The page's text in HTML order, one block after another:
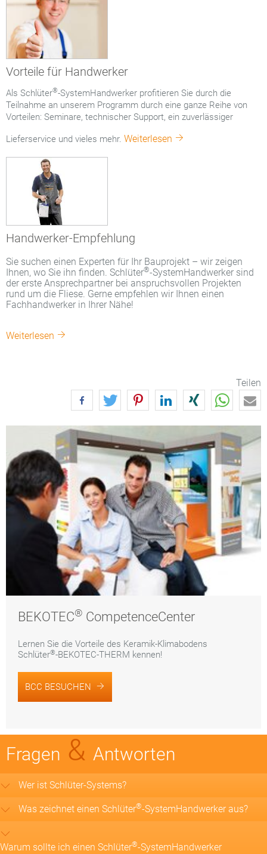
Vorteile für Handwerker
Als Schlüter®-SystemHandwerker profitieren Sie durch die
Teilnahme an unserem Programm durch eine ganze Reihe von
Vorteilen: Seminare, technischer Support, ein zuverlässiger
Lieferservice und vieles mehr. Weiterlesen
Handwerker-Empfehlung
Sie suchen einen Experten für Ihr Bauprojekt – wir zeigen
Ihnen, wo Sie ihn finden. Schlüter®-SystemHandwerker sind
der erste Ansprechpartner bei anspruchsvollen Projekten
rund um die Fliese. Gerne empfehlen wir Ihnen einen
Fachhandwerker in Ihrer Nähe!
Weiterlesen
Teilen
BEKOTEC® CompetenceCenter
Lernen Sie die Vorteile des Keramik-Klimabodens
Schlüter®-BEKOTEC-THERM kennen!
BCC BESUCHEN
Fragen & Antworten
Wer ist Schlüter-Systems?
Was zeichnet einen Schlüter®-SystemHandwerker aus?
Warum sollte ich einen Schlüter®-SystemHandwerker